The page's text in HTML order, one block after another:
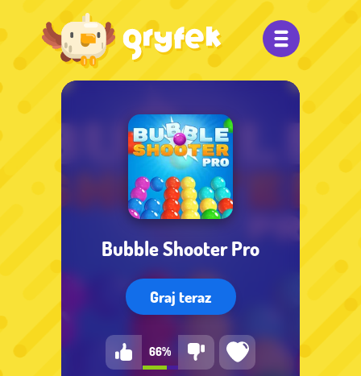
Bubble Shooter Pro
Graj teraz
66%